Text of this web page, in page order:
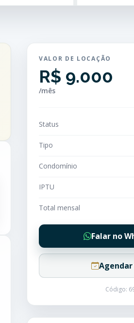
VALOR DE LOCAÇÃO
R$ 9.000
/mês
Status
Tipo
Condomínio
IPTU
Total mensal
Falar no
Código: